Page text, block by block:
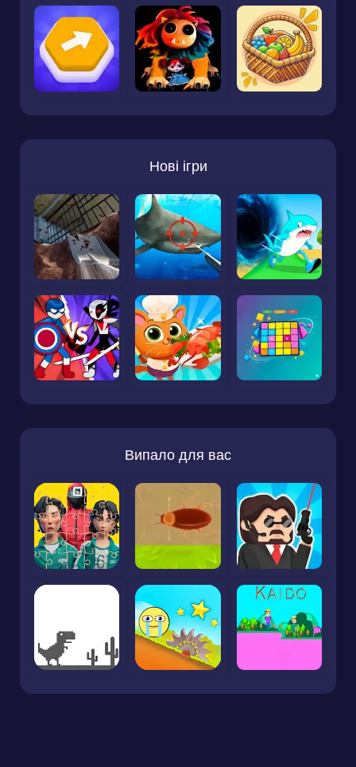
Нові ігри
Випало для вас